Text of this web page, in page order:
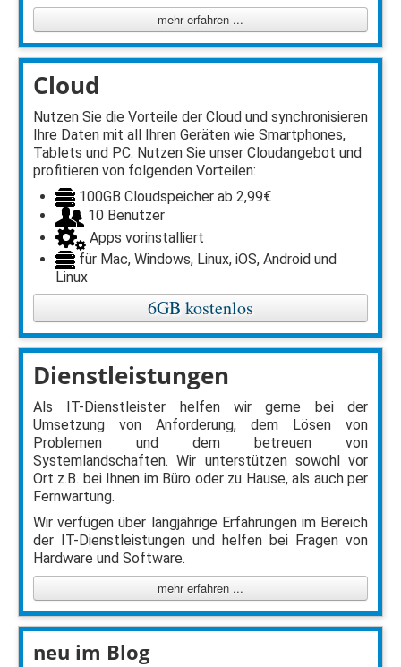
mehr erfahren ...
Cloud
Nutzen Sie die Vorteile der Cloud und synchronisieren
Ihre Daten mit all Ihren Geräten wie Smartphones,
Tablets und PC. Nutzen Sie unser Cloudangebot und
profitieren von folgenden Vorteilen:
100GB Cloudspeicher ab 2,99€
10 Benutzer
Apps vorinstalliert
für Mac, Windows, Linux, iOS, Android und
Linux
6GB kostenlos
Dienstleistungen
Als IT-Dienstleister helfen wir gerne bei der
Umsetzung von Anforderung, dem Lösen von
Problemen und dem betreuen von
Systemlandschaften. Wir unterstützen sowohl vor
Ort z.B. bei Ihnen im Büro oder zu Hause, als auch per
Fernwartung.
Wir verfügen über langjährige Erfahrungen im Bereich
der IT-Dienstleistungen und helfen bei Fragen von
Hardware und Software.
mehr erfahren ...
neu im Blog